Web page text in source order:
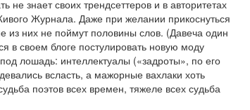
знает своих трендсеттеров и в авторитетах
Журнала. Даже при желании прикоснуться
из них не поймут половины слов. (Давеча один
в своем блоге постулировать новую моду
лошадь: интеллектуалы («задроты», по его
всласть, а мажорные вахлаки хоть
поэтов всех времен, тяжеле всех судьба